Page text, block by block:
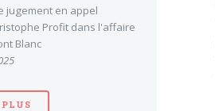
jugement en appel
Profit dans l'affaire
Blanc
PLUS